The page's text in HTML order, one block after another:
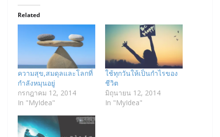
Related
ความสุข,สมดุลและโลกที่
กำลังหมุนอยู่
กรกฎาคม 12, 2014
In "MyIdea"
ใช้ทุกวันให้เป็นกำไรของ
ชีวิต
มิถุนายน 12, 2014
In "MyIdea"